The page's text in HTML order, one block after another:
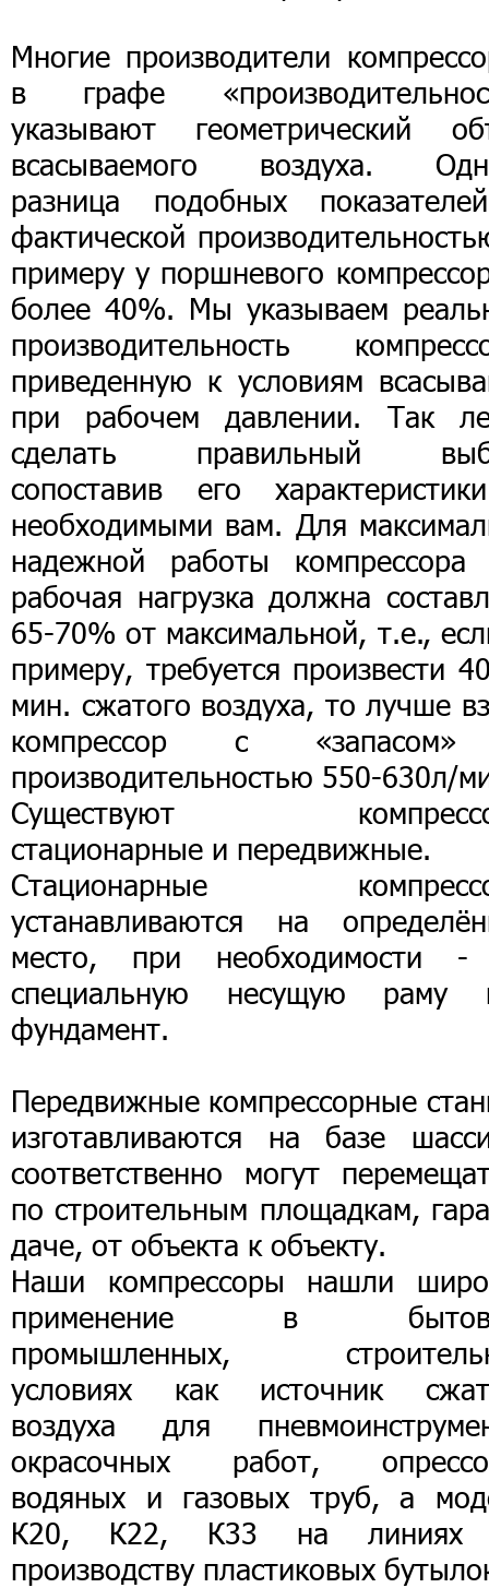
Многие производители
в графе
указывают геометрический
всасываемого воздуха.
разница подобных
фактической
примеру у поршневого
более 40%. Мы указываем
производительность
приведенную к условиям
при рабочем давлении. Так
сделать правильный
сопоставив его
необходимыми вам. Для
надежной работы компрессора
рабочая нагрузка должна
65-70% от максимальной, т.е.,
примеру, требуется произвести
мин. сжатого воздуха, то лучше
компрессор с
производительностью 550-630л/
Существуют
стационарные и передвижные.
Стационарные
устанавливаются на
место, при необходимости
специальную несущую раму
фундамент.
Передвижные компрессорные
изготавливаются на базе
соответственно могут
по строительным площадкам,
даче, от объекта к объекту.
Наши компрессоры нашли
применение в
промышленных,
условиях как источник
воздуха для
окрасочных работ,
водяных и газовых труб, а
К20, К22, К33 на линиях
производству пластиковых